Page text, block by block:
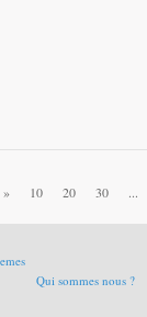
» 10 20 30 ...
Qui sommes nous ?